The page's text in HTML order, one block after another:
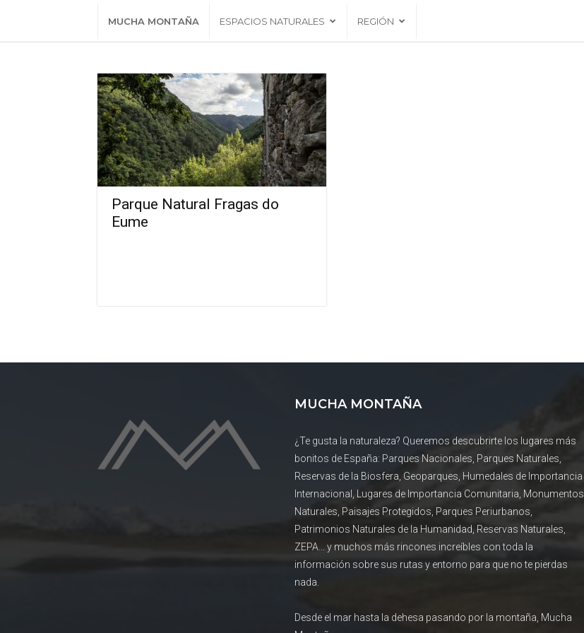
MUCHA MONTAÑA ESPACIOS NATURALES REGIÓN
Parque Natural Fragas do
Eume
MUCHA MONTAÑA
¿Te gusta la naturaleza? Queremos descubrirte los lugares más
bonitos de España: Parques Nacionales, Parques Naturales,
Reservas de la Biosfera, Geoparques, Humedales de Importancia
Internacional, Lugares de Importancia Comunitaria, Monumentos
Naturales, Paisajes Protegidos, Parques Periurbanos,
Patrimonios Naturales de la Humanidad, Reservas Naturales,
ZEPA... y muchos más rincones increíbles con toda la
información sobre sus rutas y entorno para que no te pierdas
nada.
Desde el mar hasta la dehesa pasando por la montaña, Mucha